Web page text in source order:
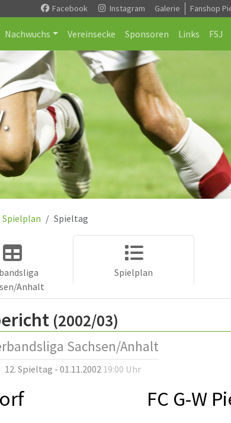
Facebook Instagram Galerie Fanshop
Nachwuchs Vereinsecke Sponsoren Links FSJ
Spielplan Spieltag
Anhalt
Spielplan
(2002/03)
Sachsen/Anhalt
12. Spieltag - 01.11.2002 19:00 Uhr
FC G-W